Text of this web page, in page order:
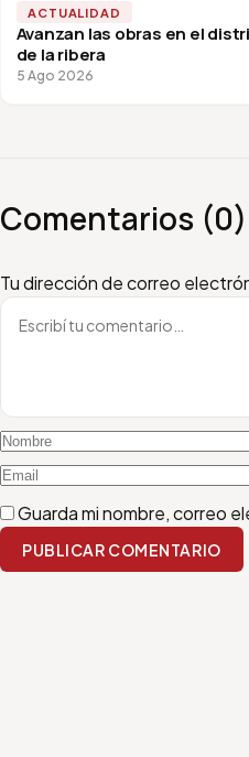
ACTUALIDAD
Avanzan las obras en el
de la ribera
5 Ago 2026
Comentarios (0)
Tu dirección de correo
Escribí tu comentario
Nombre
Email
Guarda mi nombre, correo
PUBLICAR COMENTARIO